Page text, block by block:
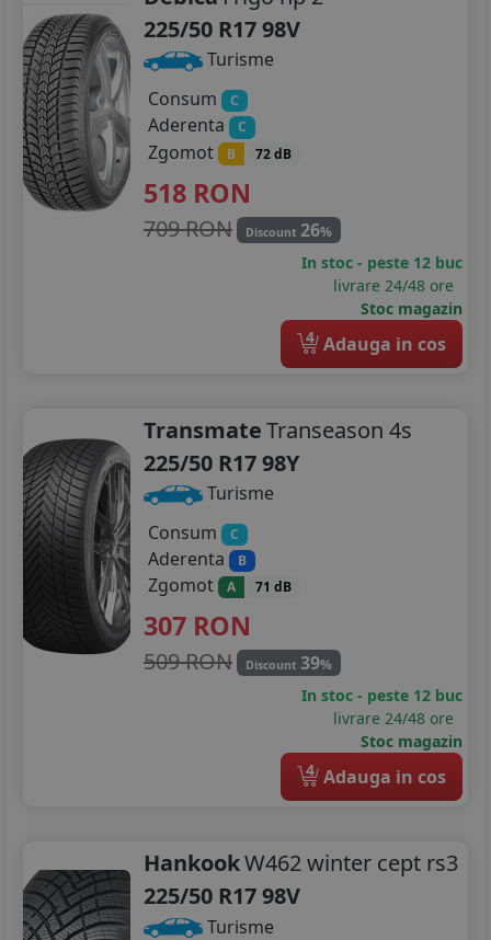
235/45R19
245/30R19
245/35R19
245/40R19
255/50R19
265/35R19
265/40R19
275/30R19
275/35R19
245/40R20
245/45R20
225/50 R17 98V
Turisme
Consum
C
Aderenta C
Zgomot B 72 dB
518 RON
709 RON Discount 26%
In stoc - peste 12 buc
livrare 24/48 ore
Stoc magazin
4 Adauga in cos
TransmateTranseason 4s
225/50 R17 98Y
Turisme
Consum
C
Aderenta B
Zgomot A 71 dB
307 RON
509 RON Discount 39%
In stoc - peste 12 buc
livrare 24/48 ore
Stoc magazin
4 Adauga in cos
HankookW462 winter cept rs3
225/50 R17 98V
Turisme